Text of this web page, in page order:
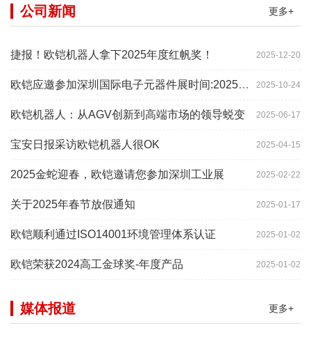
更多+
公司新闻
2025-12-20
捷报！欧铠机器人拿下2025年度红帆奖！
2025-10-24
欧铠应邀参加深圳国际电子元器件展时间:2025年10月28-
2025-06-17
欧铠机器人：从AGV创新到高端市场的领导蜕变
2025-04-15
宝安日报采访欧铠机器人很OK
2025-02-22
2025金蛇迎春，欧铠邀请您参加深圳工业展
2025-01-17
关于2025年春节放假通知
2025-01-02
欧铠顺利通过ISO14001环境管理体系认证
2025-01-02
欧铠荣获2024高工金球奖-年度产品
更多+
媒体报道